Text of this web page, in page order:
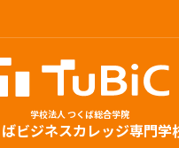
学校法人 つくば総合学院
ビジネスカレッジ専門学